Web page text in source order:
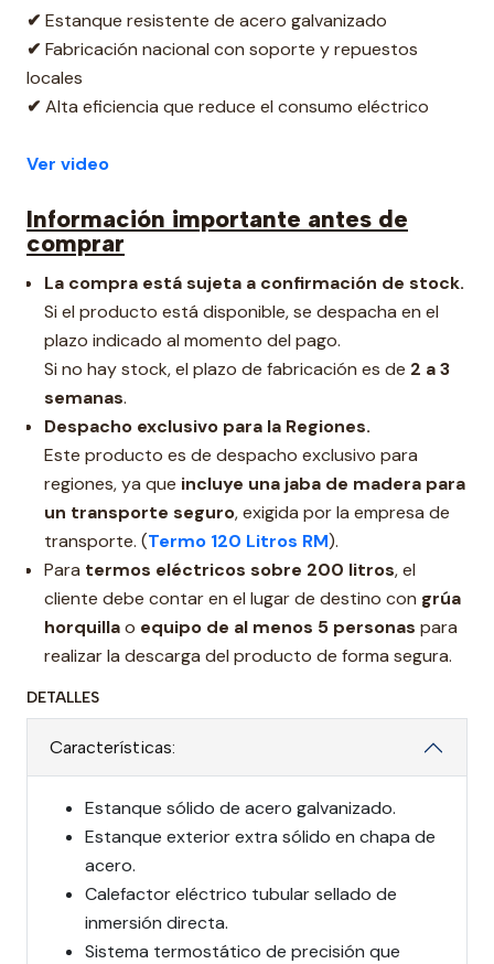
✔ Estanque resistente de acero galvanizado
✔ Fabricación nacional con soporte y repuestos
locales
✔ Alta eficiencia que reduce el consumo eléctrico
Ver video
Información importante antes de
comprar
La compra está sujeta a confirmación de stock.
Si el producto está disponible, se despacha en el
plazo indicado al momento del pago.
Si no hay stock, el plazo de fabricación es de 2 a 3
semanas.
Despacho exclusivo para la Regiones.
Este producto es de despacho exclusivo para
regiones, ya que incluye una jaba de madera para
un transporte seguro, exigida por la empresa de
transporte. (Termo 120 Litros RM).
Para termos eléctricos sobre 200 litros, el
cliente debe contar en el lugar de destino con grúa
horquillao equipo de al menos 5 personas para
realizar la descarga del producto de forma segura.
DETALLES
Características:
Estanque sólido de acero galvanizado.
Estanque exterior extra sólido en chapa de
acero.
Calefactor eléctrico tubular sellado de
inmersión directa.
Sistema termostático de precisión que